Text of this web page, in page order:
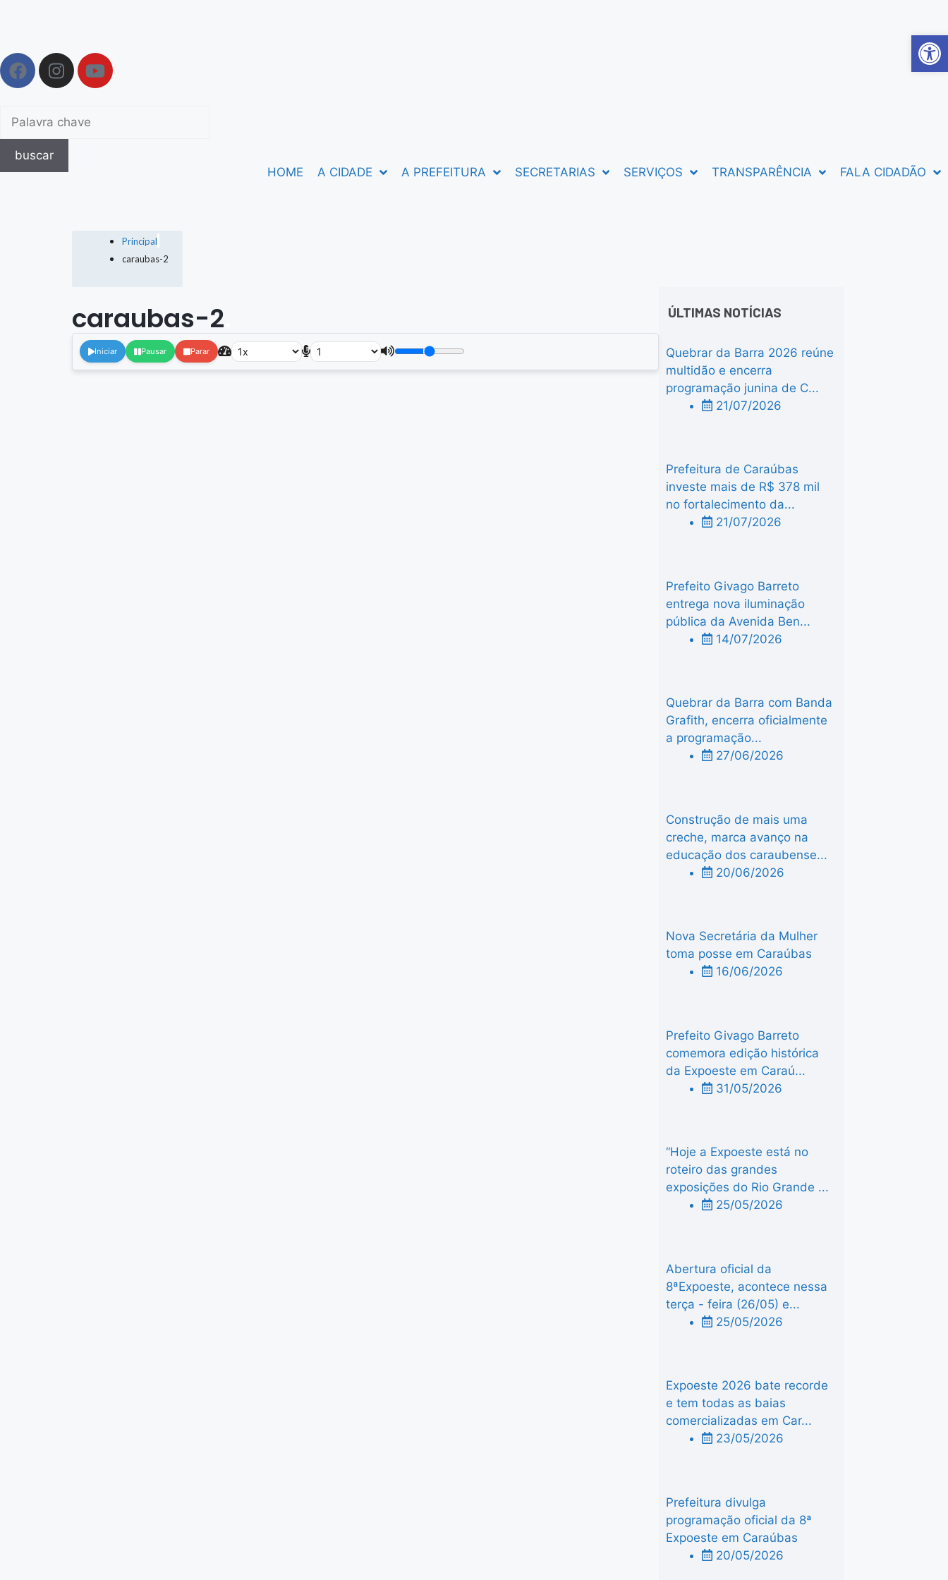
buscar
HOME
A CIDADE A PREFEITURA SECRETARIAS SERVIÇOS TRANSPARÊNCIA FALA CIDADÃO
Principal
caraubas-2
caraubas-2
Iniciar Pausar Parar
ÚLTIMAS NOTÍCIAS
Quebrar da Barra 2026 reúne
multidão e encerra
programação junina de C...
21/07/2026
Prefeitura de Caraúbas
investe mais de R$ 378 mil
no fortalecimento da...
21/07/2026
Prefeito Givago Barreto
entrega nova iluminação
pública da Avenida Ben...
14/07/2026
Quebrar da Barra com Banda
Grafith, encerra oficialmente
a programação...
27/06/2026
Construção de mais uma
creche, marca avanço na
educação dos caraubense...
20/06/2026
Nova Secretária da Mulher
toma posse em Caraúbas
16/06/2026
Prefeito Givago Barreto
comemora edição histórica
da Expoeste em Caraú...
31/05/2026
“Hoje a Expoeste está no
roteiro das grandes
exposições do Rio Grande ...
25/05/2026
Abertura oficial da
8ªExpoeste, acontece nessa
terça - feira (26/05) e...
25/05/2026
Expoeste 2026 bate recorde
e tem todas as baias
comercializadas em Car...
23/05/2026
Prefeitura divulga
programação oficial da 8ª
Expoeste em Caraúbas
20/05/2026
Abrir